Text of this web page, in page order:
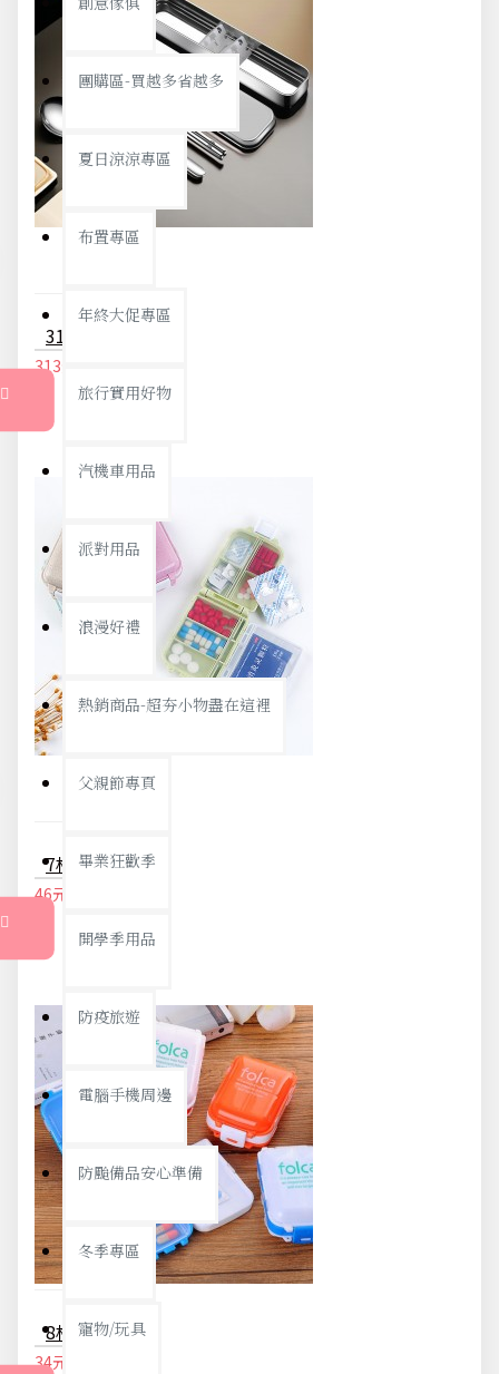
團購區-買越多省越多
夏日涼涼專區
布置專區
年終大促專區
旅行實用好物
汽機車用品
派對用品
浪漫好禮
熱銷商品-超夯小物盡在這裡
父親節專頁
畢業狂歡季
開學季用品
防疫旅遊
電腦手機周邊
防颱備品安心準備
冬季專區
寵物/玩具
313元
7格隨身藥盒 一周分藥盒 旅行收納盒
46元
8格隨身藥盒 小物收納盒 首飾盒 一周分藥盒
34元